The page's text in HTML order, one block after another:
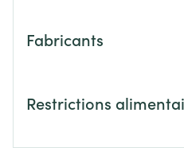
Fabricants
Restrictions